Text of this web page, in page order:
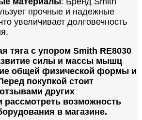
прочные и надежные
увеличивает долговечность
тяга с упором Smith RE8030
силы и массы мышц
общей физической формы и
покупкой стоит
других
рассмотреть возможность
в магазине.